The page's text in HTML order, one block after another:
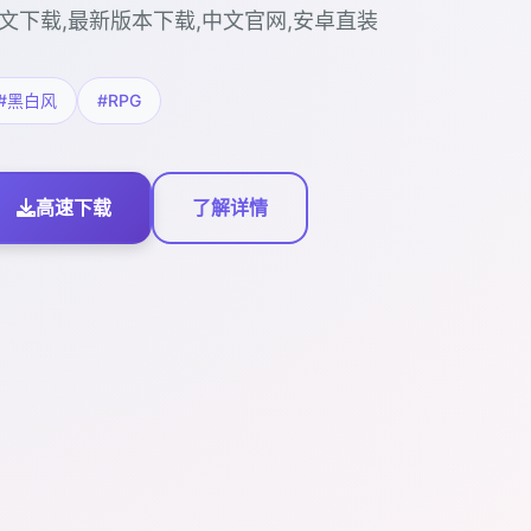
下载,最新版本下载,中文官网,安卓直装
黑白风 #RPG
高速下载 了解详情